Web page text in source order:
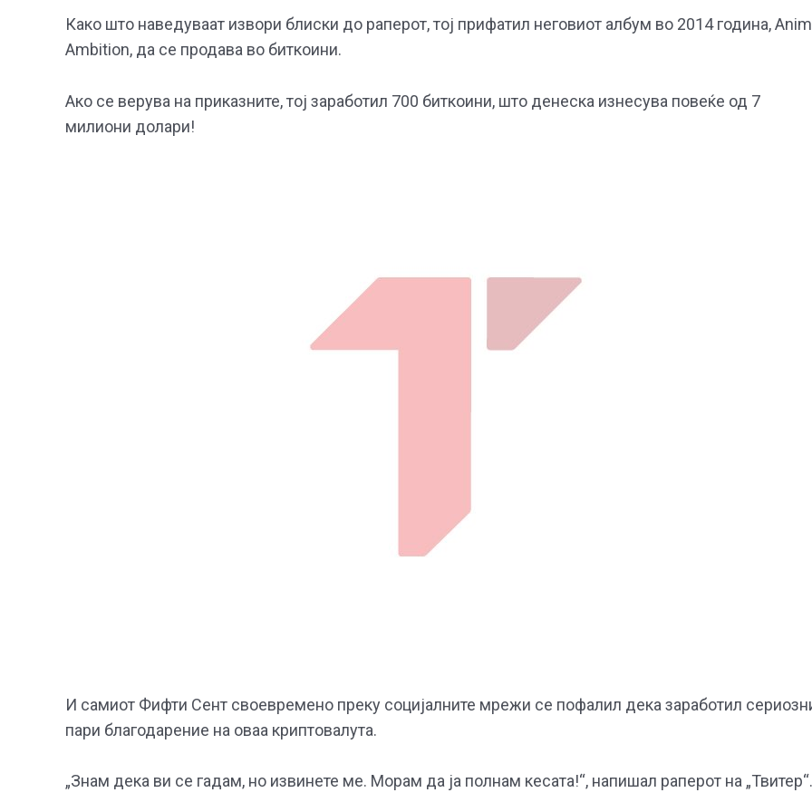
Како што наведуваат извори блиски до раперот, тој прифатил неговиот албум во 2014 година,
Ambition, да се продава во биткоини.
Ако се верува на приказните, тој заработил 700 биткоини, што денеска изнесува повеќе од 7
милиони долари!
И самиот Фифти Сент своевремено преку социјалните мрежи се пофалил дека заработил
пари благодарение на оваа криптовалута.
„Знам дека ви се гадам, но извинете ме. Морам да ја полнам кесата!“, напишал раперот на „Твитер“.